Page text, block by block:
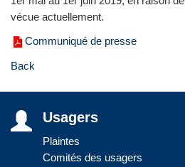
vécue actuellement.
Communiqué de presse
Back
Usagers
Plaintes
Comités des usagers